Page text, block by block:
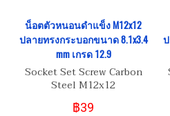
น็อตตัวหนอนดำแข็ง M12x12
ปลายทรงกระบอกขนาด 8.1x3.4
mm เกรด 12.9
Socket Set Screw Carbon
Steel M12x12
฿39